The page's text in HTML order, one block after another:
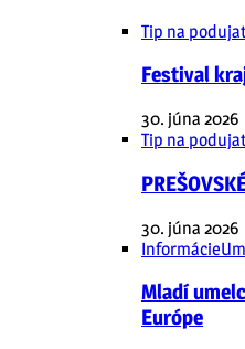
Tip na
Festival
30. júna 2026
Tip na
30. júna 2026
Informácie
Mladí
Európe